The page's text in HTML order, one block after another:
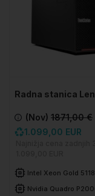
Radna stanica
(Nov) 1871,00 €
1.099,00 EUR
Intel Xeon Gold 5118
Nvidia Quadro